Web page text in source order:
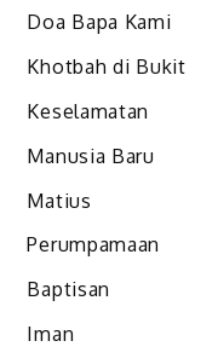
Doa Bapa Kami
Khotbah di Bukit
Keselamatan
Manusia Baru
Matius
Perumpamaan
Baptisan
Iman